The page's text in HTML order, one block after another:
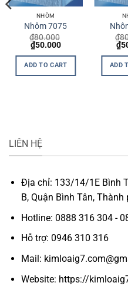
NHÔM
Nhôm 7075
₫80.000
Original
price
was:
₫80.000.
₫50.000Current
is:
₫50.000.
ADD TO CART
₫
price
₫
ADD
LIÊN HỆ
Địa chỉ: 133/14/1E Bình
B, Quận Bình Tân,
Hotline: 0888 316 304 -
Hỗ trợ: 0946 310 316
Mail:
Website: https://